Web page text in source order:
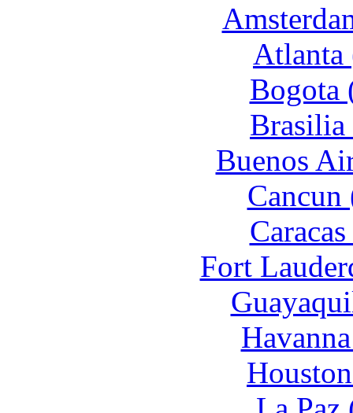
Bogota
Buenos
Fort